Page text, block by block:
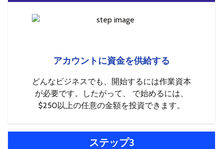
アカウントに資金を供給する
どんなビジネスでも、開始するには作業資本
が必要です。したがって、 で始めるには、
$250以上の任意の金額を投資できます。
ステップ3